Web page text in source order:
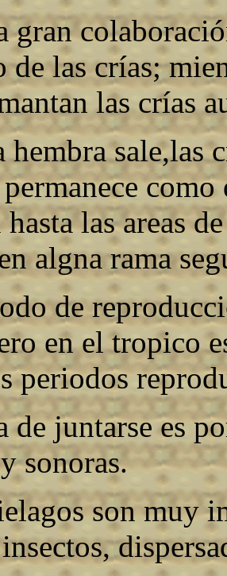
gran
de las crías;
las crías
hembra sale,las
como
hasta las areas
algna rama
de
en el tropico
periodos
de juntarse es
sonoras.
son muy